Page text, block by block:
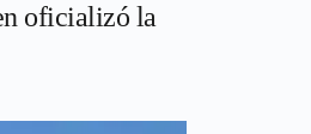
oficializó la